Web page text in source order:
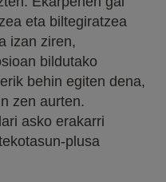
eta biltegiratzea
izan ziren,
bildutako
behin egiten dena,
zen aurten.
asko erakarri
plusa